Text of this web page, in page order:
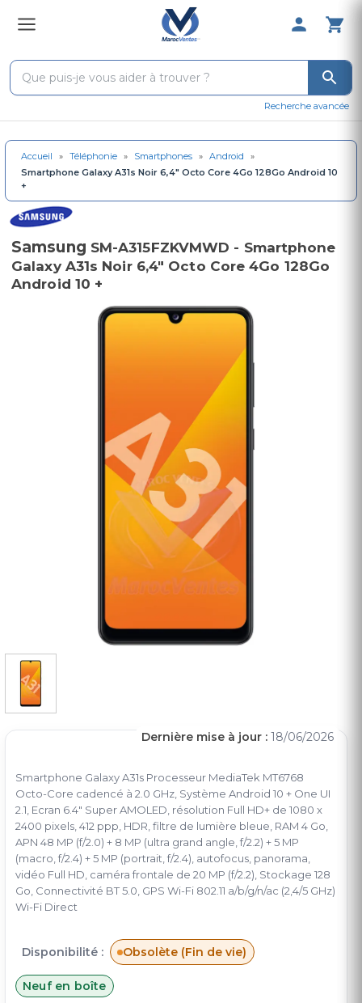
0 Produit
Recherche avancée
Accueil » Téléphonie » Smartphones » Android
»
Smartphone Galaxy A31s Noir 6,4" Octo Core 4Go 128Go Android 10
+
Samsung SM-A315FZKVMWD - Smartphone
Galaxy A31s Noir 6,4" Octo Core 4Go 128Go
Android 10 +
Smartphone Galaxy A31s Processeur MediaTek MT6768
Octo-Core cadencé à 2.0 GHz, Système Android 10 + One UI
2.1, Ecran 6.4" Super AMOLED, résolution Full HD+ de 1080 x
2400 pixels, 412 ppp, HDR, filtre de lumière bleue, RAM 4 Go,
APN 48 MP (f/2.0) + 8 MP (ultra grand angle, f/2.2) + 5 MP
(macro, f/2.4) + 5 MP (portrait, f/2.4), autofocus, panorama,
vidéo Full HD, caméra frontale de 20 MP (f/2.2), Stockage 128
Go, Connectivité BT 5.0, GPS Wi-Fi 802.11 a/b/g/n/ac (2,4/5 GHz)
Wi-Fi Direct
Disponibilité : Obsolète (Fin de vie)
Dernière mise à jour : 18/06/2026
Neuf en boîte